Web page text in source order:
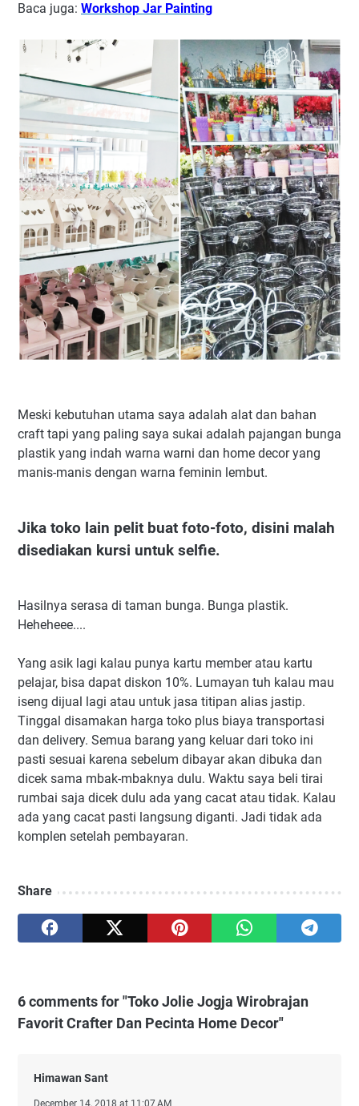
Baca juga: Workshop Jar Painting
Meski kebutuhan utama saya adalah alat dan bahan
craft tapi yang paling saya sukai adalah pajangan bunga
plastik yang indah warna warni dan home decor yang
manis-manis dengan warna feminin lembut.
Jika toko lain pelit buat foto-foto, disini malah
disediakan kursi untuk selfie.
Hasilnya serasa di taman bunga. Bunga plastik.
Heheheee....
Yang asik lagi kalau punya kartu member atau kartu
pelajar, bisa dapat diskon 10%. Lumayan tuh kalau mau
iseng dijual lagi atau untuk jasa titipan alias jastip.
Tinggal disamakan harga toko plus biaya transportasi
dan delivery. Semua barang yang keluar dari toko ini
pasti sesuai karena sebelum dibayar akan dibuka dan
dicek sama mbak-mbaknya dulu. Waktu saya beli tirai
rumbai saja dicek dulu ada yang cacat atau tidak. Kalau
ada yang cacat pasti langsung diganti. Jadi tidak ada
komplen setelah pembayaran.
Share
6 comments for "Toko Jolie Jogja Wirobrajan
Favorit Crafter Dan Pecinta Home Decor"
Himawan Sant
December 14, 2018 at 11:07 AM